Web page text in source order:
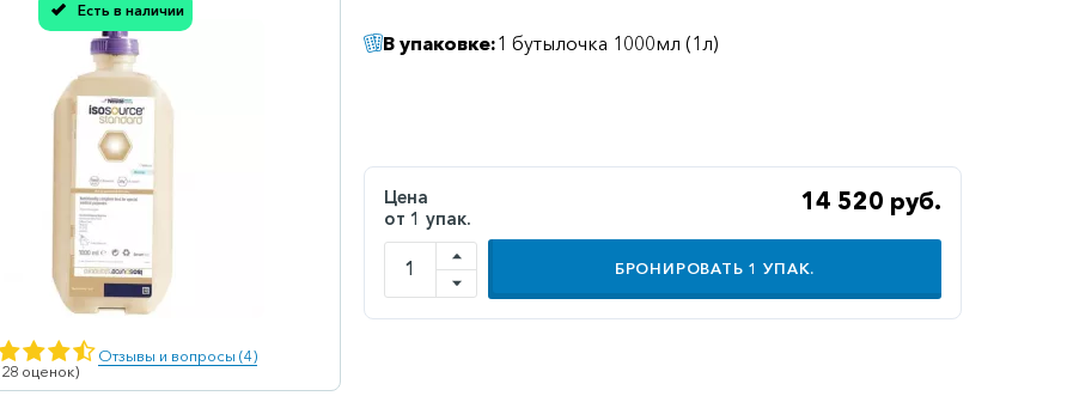
Есть в наличии
оценок)
Отзывы и вопросы (4)
мы учли Вашу оценку!
В упаковке:1 бутылочка 1000мл (1л)
Цена
от 1 упак.
14 520 руб.
БРОНИРОВАТЬ 1 УПАК.